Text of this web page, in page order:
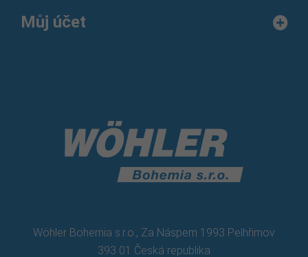
Můj účet
Wöhler Bohemia s.r.o., Za Náspem 1993 Pelhřimov
393 01 Česká republika